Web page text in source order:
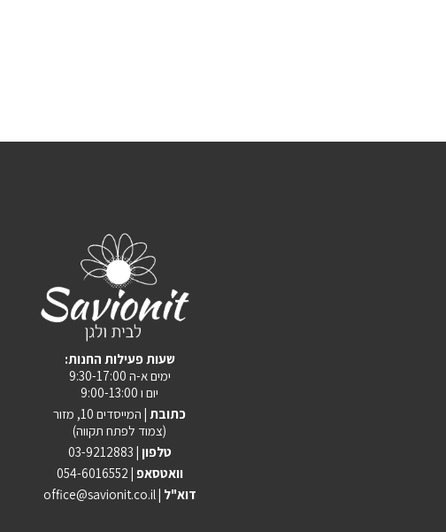
:שעות פעילות החנות
ימים א-ה 9:30-17:00
יום ו 9:00-13:00
כתובת | המייסדים 10, מזור
(צמוד לפתח תקווה)
טלפון | 03-9212883
וואטסאפ | 054-6016552
office@savionit.co.il | דוא"ל